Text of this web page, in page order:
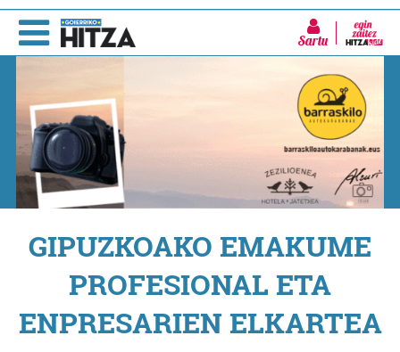
Sartu
GIPUZKOAKO EMAKUME
PROFESIONAL ETA
ENPRESARIEN ELKARTEA